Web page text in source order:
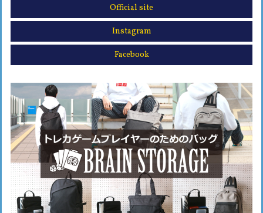
Official site
Instagram
Facebook